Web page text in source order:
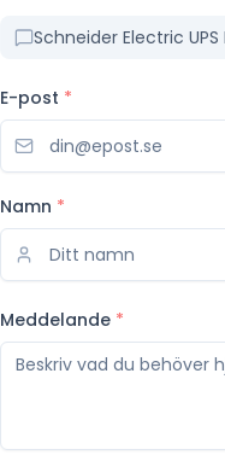
Schneider Electric UPS
E-post *
Namn *
Meddelande *